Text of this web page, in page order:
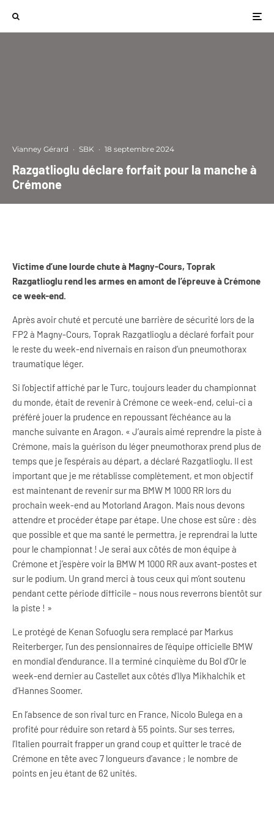
Vianney Gérard · SBK · 18 septembre 2024
Razgatlioglu déclare forfait pour la manche à
Crémone
Victime d’une lourde chute à Magny-Cours, Toprak
Razgatlioglu rend les armes en amont de l’épreuve à Crémone
ce week-end.
Après avoir chuté et percuté une barrière de sécurité lors de la
FP2 à Magny-Cours, Toprak Razgatlioglu a déclaré forfait pour
le reste du week-end nivernais en raison d’un pneumothorax
traumatique léger.
Si l’objectif affiché par le Turc, toujours leader du championnat
du monde, était de revenir à Crémone ce week-end, celui-ci a
préféré jouer la prudence en repoussant l’échéance au la
manche suivante en Aragon. « J’aurais aimé reprendre la piste à
Crémone, mais la guérison du léger pneumothorax prend plus de
temps que je l’espérais au départ, a déclaré Razgatlioglu. Il est
important que je me rétablisse complètement, et mon objectif
est maintenant de revenir sur ma BMW M 1000 RR lors du
prochain week-end au Motorland Aragon. Mais nous devons
attendre et procéder étape par étape. Une chose est sûre : dès
que possible et que ma santé le permettra, je reprendrai la lutte
pour le championnat ! Je serai aux côtés de mon équipe à
Crémone et j’espère voir la BMW M 1000 RR aux avant-postes et
sur le podium. Un grand merci à tous ceux qui m’ont soutenu
pendant cette période difficile – nous nous reverrons bientôt sur
la piste ! »
Le protégé de Kenan Sofuoglu sera remplacé par Markus
Reiterberger, l’un des pensionnaires de l’équipe officielle BMW
en mondial d’endurance. Il a terminé cinquième du Bol d’Or le
week-end dernier au Castellet aux côtés d’Ilya Mikhalchik et
d’Hannes Soomer.
En l’absence de son rival turc en France, Nicolo Bulega en a
profité pour réduire son retard à 55 points. Sur ses terres,
l’Italien pourrait frapper un grand coup et quitter le tracé de
Crémone en tête avec 7 longueurs d’avance ; le nombre de
points en jeu étant de 62 unités.